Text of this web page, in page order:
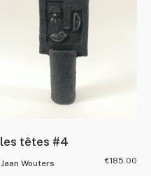
les têtes #4
Jaan Wouters €185.00